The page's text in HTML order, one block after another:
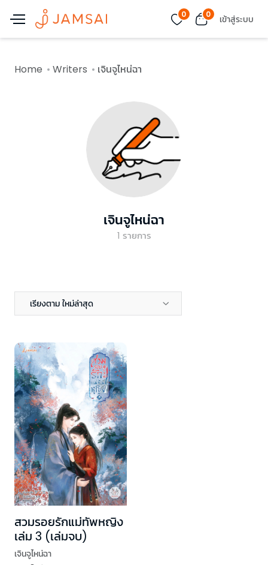
0 0 เข้าสู่ระบบ
Home Writers เจินจูไหน่ฉา
เจินจูไหน่ฉา
1 รายการ
เรียงตาม ใหม่ล่าสุด
สวมรอยรักแม่ทัพหญิง
เล่ม 3 (เล่มจบ)
เจินจูไหน่ฉา